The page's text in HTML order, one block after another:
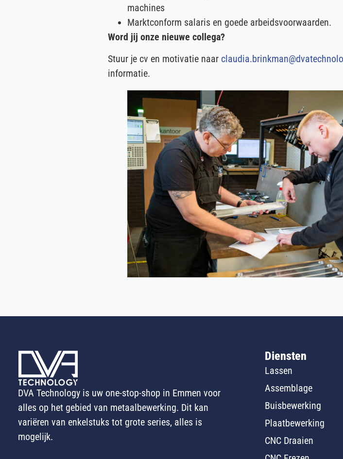
machines
Marktconform salaris en goede arbeidsvoorwaarden.
Word jij onze nieuwe collega?
Stuur je cv en motivatie naar
informatie.
DVA Technology is uw one-stop-shop in Emmen voor
alles op het gebied van metaalbewerking. Dit kan
variëren van enkelstuks tot grote series, alles is
mogelijk.
Diensten
Lassen
Assemblage
Buisbewerking
Plaatbewerking
CNC Draaien